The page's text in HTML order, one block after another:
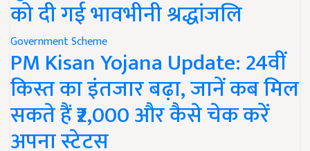
को दी गई भावभीनी श्रद्धांजलि
Government Scheme
PM Kisan Yojana Update: 24वीं
किस्त का इंतजार बढ़ा, जानें कब मिल
सकते हैं ₹2,000 और कैसे चेक करें
अपना स्टेटस